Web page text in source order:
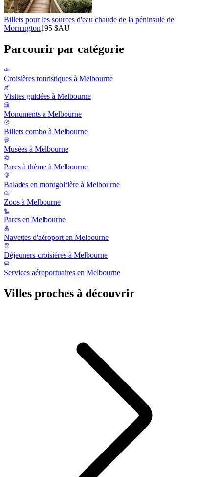
Billets pour les sources d'eau chaude de la péninsule de
Mornington195 $AU
Parcourir par catégorie
Croisières touristiques à Melbourne
Visites guidées à Melbourne
Monuments à Melbourne
Billets combo à Melbourne
Musées à Melbourne
Parcs à thème à Melbourne
Balades en montgolfière à Melbourne
Zoos à Melbourne
Parcs en Melbourne
Navettes d'aéroport en Melbourne
Déjeuners-croisières à Melbourne
Services aéroportuaires en Melbourne
Villes proches à découvrir